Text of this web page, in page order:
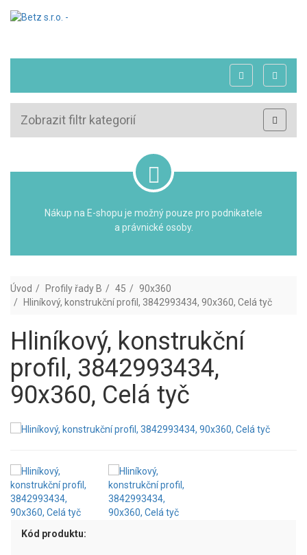
Zobrazit filtr kategorií
Nákup na E-shopu je možný pouze pro podnikatele
a právnické osoby.
Úvod Profily řady B 45
90x360
Hliníkový, konstrukční profil, 3842993434, 90x360, Celá tyč
Hliníkový, konstrukční
profil, 3842993434,
90x360, Celá tyč
Kód produktu: